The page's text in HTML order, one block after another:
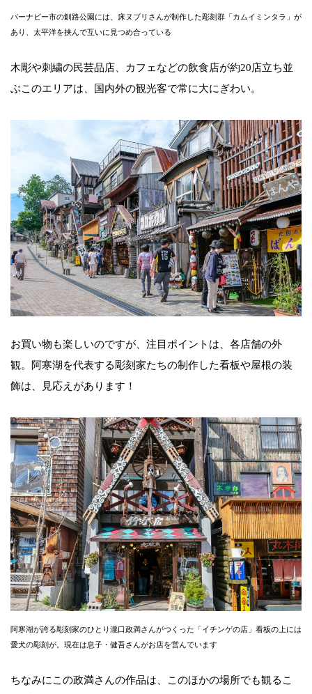
バーナビー市の釧路公園には、床ヌブリさんが制作した彫刻群「カムイミンタラ」が
あり、太平洋を挟んで互いに見つめ合っている
木彫や刺繍の民芸品店、カフェなどの飲食店が約20店立ち並
ぶこのエリアは、国内外の観光客で常に大にぎわい。
お買い物も楽しいのですが、注目ポイントは、各店舗の外
観。阿寒湖を代表する彫刻家たちの制作した看板や屋根の装
飾は、見応えがあります！
阿寒湖が誇る彫刻家のひとり瀧口政満さんがつくった「イチンゲの店」看板の上には
愛犬の彫刻が。現在は息子・健吾さんがお店を営んでいます
ちなみにこの政満さんの作品は、このほかの場所でも観るこ